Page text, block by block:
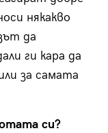
някакво
да
ги кара да
за самата
си?